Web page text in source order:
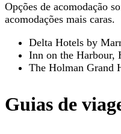
Opções de acomodação
acomodações mais caras.
Delta Hotels by
Inn on the Harbour,
The Holman Grand
Guias de